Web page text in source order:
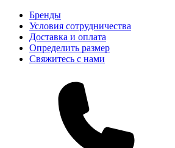
Бренды
Условия сотрудничества
Доставка и оплата
Определить размер
Свяжитесь с нами